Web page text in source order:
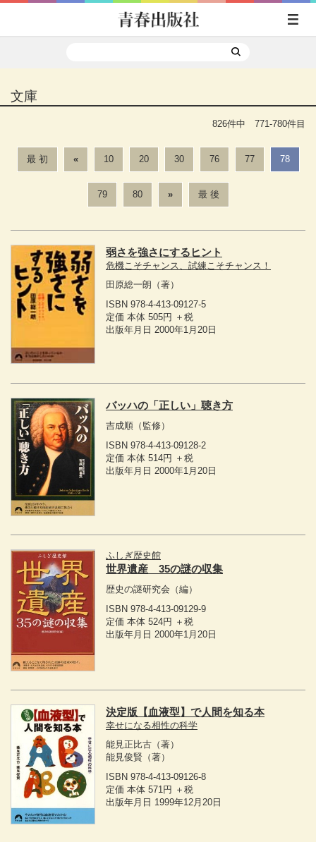
文庫
826件中 771-780件目
最 初 « 10 20 30 76 77 78
79 80 » 最 後
弱さを強さにするヒント
危機こそチャンス、試練こそチャンス！
田原総一朗 （著）
ISBN 978-4-413-09127-5
定価 本体 505円 ＋税
出版年月日 2000年1月20日
バッハの「正しい」聴き方
吉成順 （監修）
ISBN 978-4-413-09128-2
定価 本体 514円 ＋税
出版年月日 2000年1月20日
ふしぎ歴史館
世界遺産 35の謎の収集
歴史の謎研究会 （編）
ISBN 978-4-413-09129-9
定価 本体 524円 ＋税
出版年月日 2000年1月20日
決定版【血液型】で人間を知る本
幸せになる相性の科学
能見正比古 （著）
能見俊賢 （著）
ISBN 978-4-413-09126-8
定価 本体 571円 ＋税
出版年月日 1999年12月20日